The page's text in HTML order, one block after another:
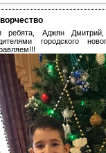
ребята, Аджян
городского